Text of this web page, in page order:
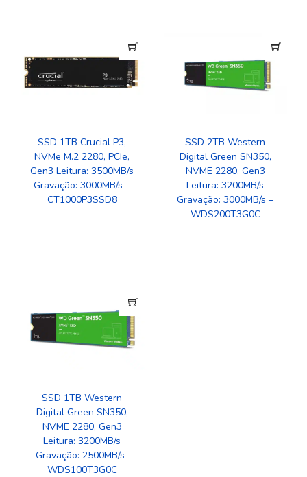
SSD 1TB Crucial P3,
NVMe M.2 2280, PCIe,
Gen3 Leitura: 3500MB/s
Gravação: 3000MB/s –
CT1000P3SSD8
SSD 2TB Western
Digital Green SN350,
NVME 2280, Gen3
Leitura: 3200MB/s
Gravação: 3000MB/s –
WDS200T3G0C
SSD 1TB Western
Digital Green SN350,
NVME 2280, Gen3
Leitura: 3200MB/s
Gravação: 2500MB/s-
WDS100T3G0C